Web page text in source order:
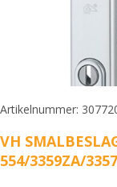
Artikelnummer:
VH
554/3359ZA/